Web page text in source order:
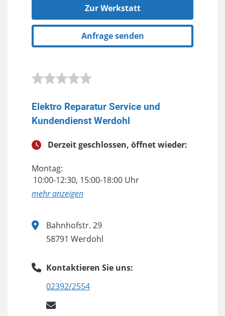
Zur Werkstatt
Anfrage senden
Elektro Reparatur Service und
Kundendienst Werdohl
Derzeit geschlossen, öffnet wieder:
Montag:
10:00-12:30, 15:00-18:00 Uhr
anzeigen
Bahnhofstr. 29
58791 Werdohl
Kontaktieren Sie uns:
02392/2554